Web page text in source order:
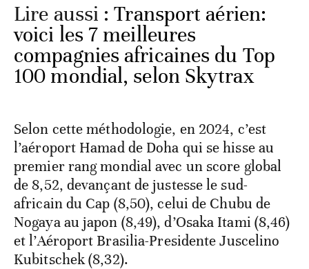
Lire aussi :Transport aérien:
voici les 7 meilleures
compagnies africaines du Top
100 mondial, selon Skytrax
Selon cette méthodologie, en 2024, c’est
l’aéroport Hamad de Doha qui se hisse au
premier rang mondial avec un score global
de 8,52, devançant de justesse le sud-
africain du Cap (8,50), celui de Chubu de
Nogaya au japon (8,49), d’Osaka Itami (8,46)
et l’Aéroport Brasilia-Presidente Juscelino
Kubitschek (8,32).